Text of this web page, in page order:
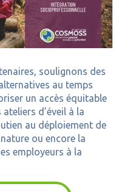
soulignons des
au temps
un accès équitable
d’éveil à la
au déploiement de
ou encore la
employeurs à la